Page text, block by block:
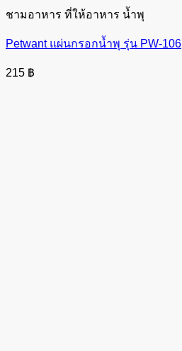
ชามอาหาร ที่ให้อาหาร น้ำพุ
Petwant แผ่นกรอกน้ำพุ รุ่น PW-106
215 ฿